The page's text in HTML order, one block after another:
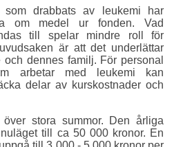
som drabbats av leukemi har
om medel ur fonden. Vad
till spelar mindre roll för
är att det underlättar
dennes familj. För personal
arbetar med leukemi kan
delar av kurskostnader och
stora summor. Den årliga
till ca 50 000 kronor. En